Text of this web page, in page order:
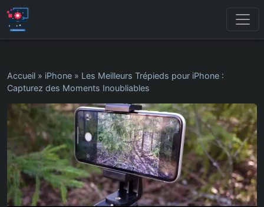
Accueil » iPhone » Les Meilleurs Trépieds pour iPhone :
Capturez des Moments Inoubliables